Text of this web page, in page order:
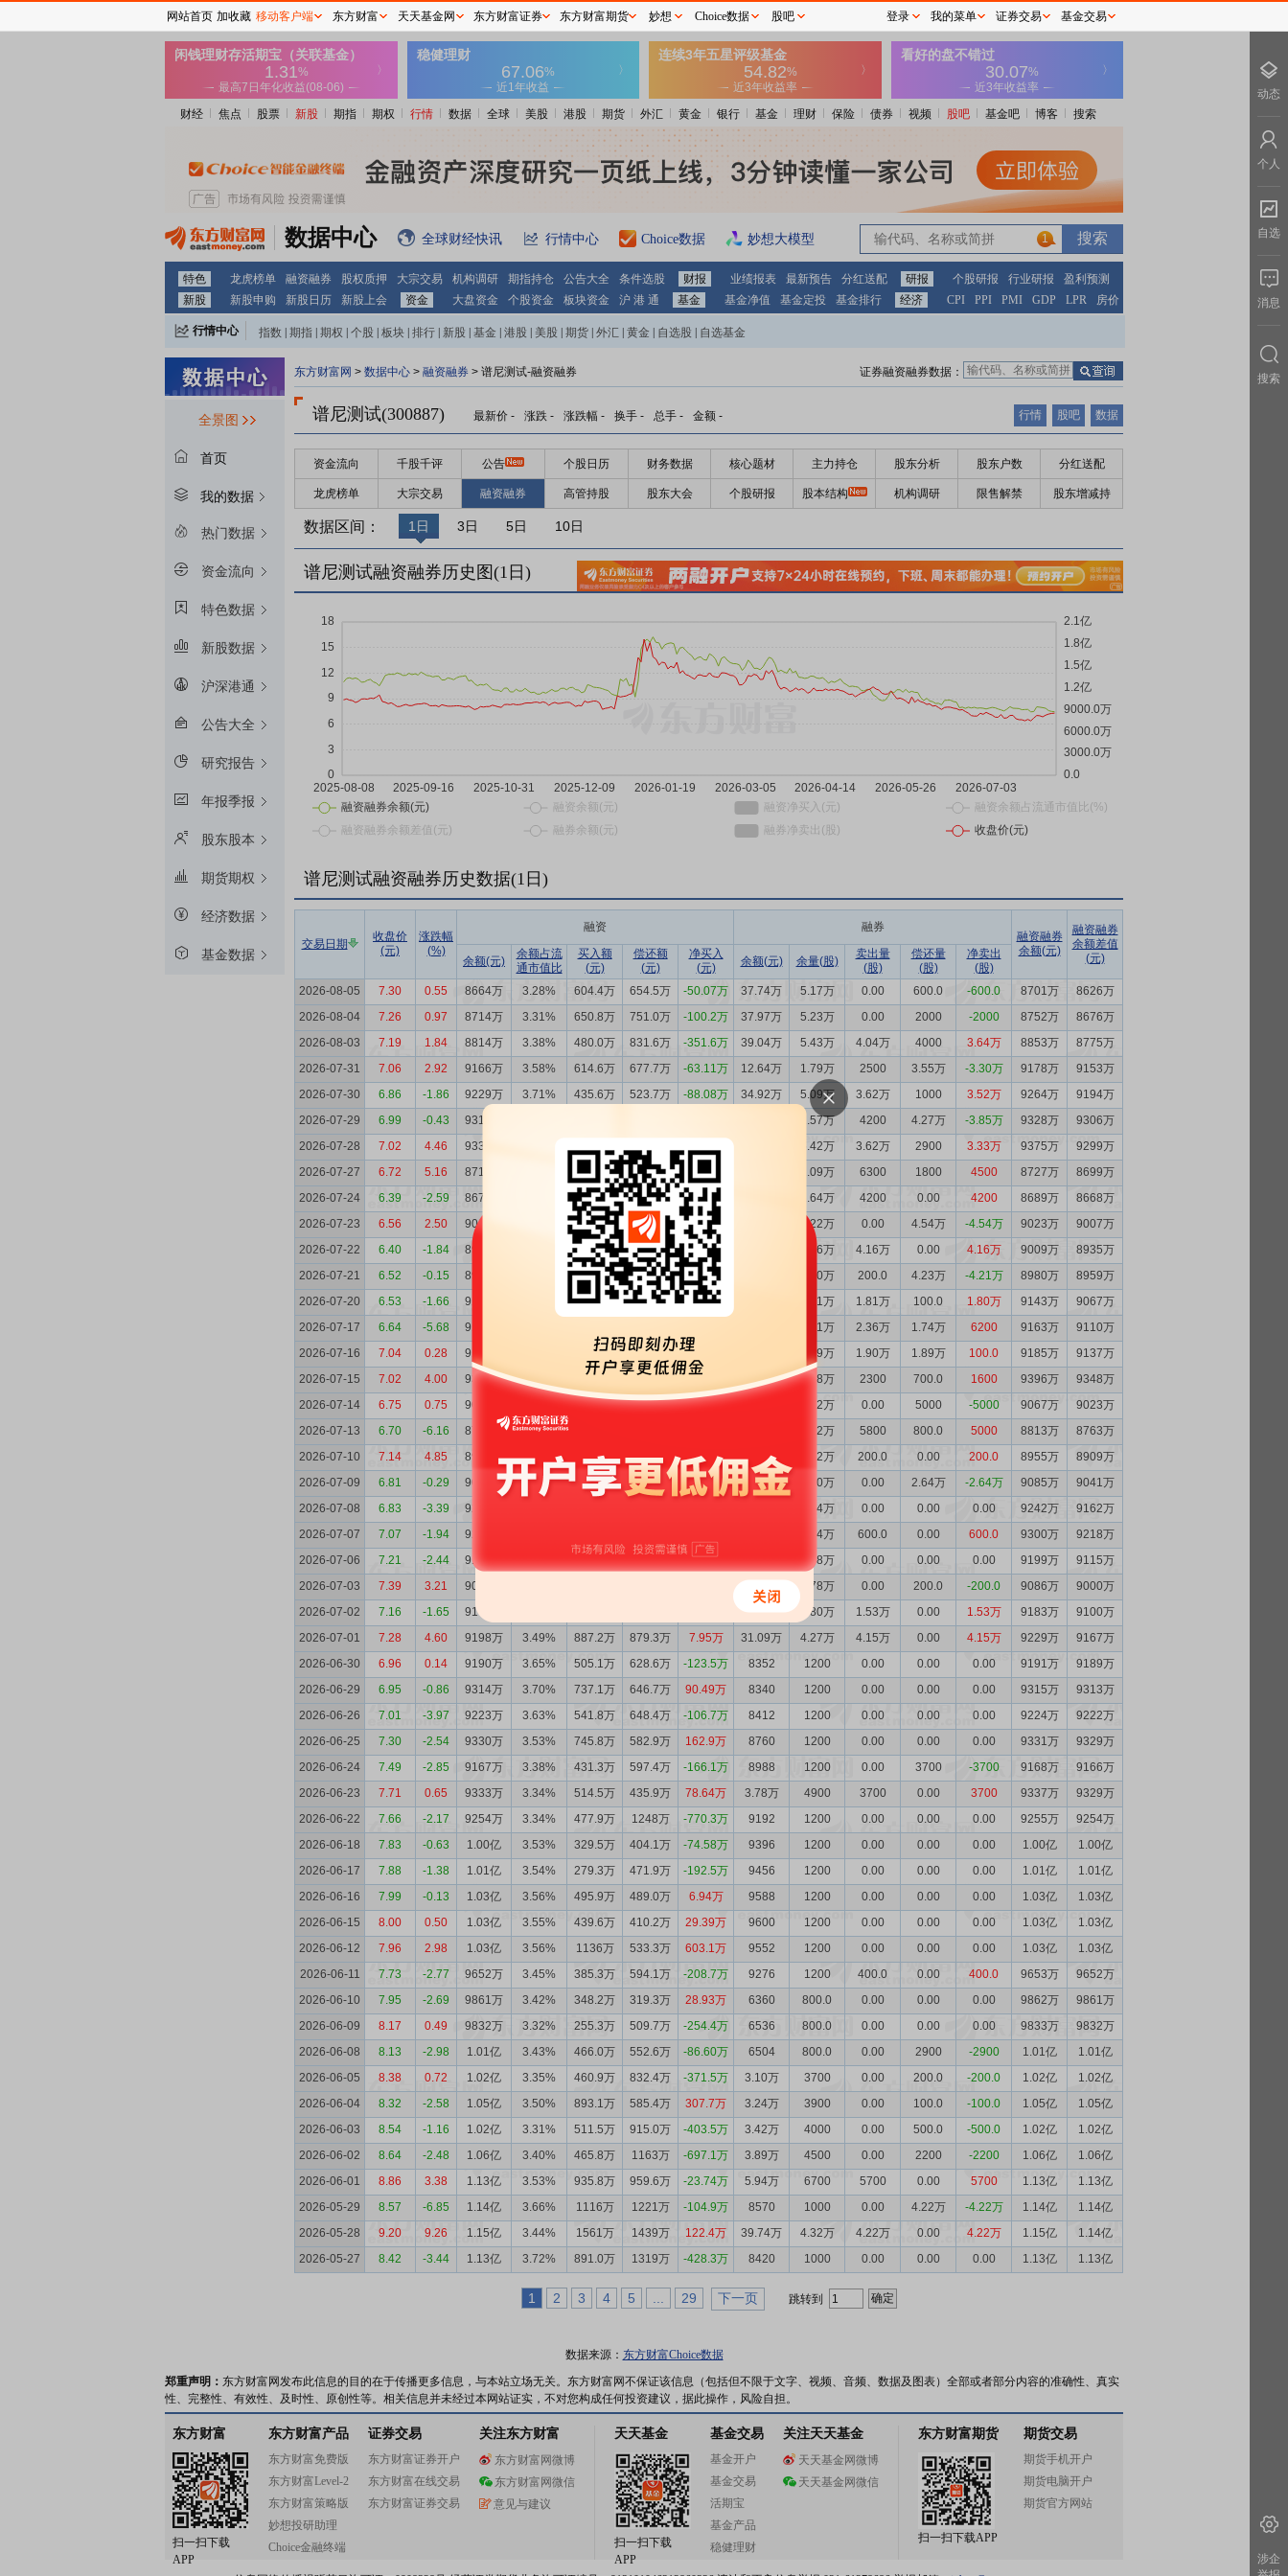
财经 焦点 股票 新股 期指 期权 行情 数据 全球 美股 港股 期货 外汇 黄金 银行 基金 理财 保险 债券 视频 股吧 基金吧 博客 搜索
数据中心 全球财经快讯 行情中心 Choice数据 妙想大模型 1
特色 龙虎榜单 融资融券 股权质押 大宗交易 机构调研 期指持仓 公告大全 条件选股 财报 业绩报表 最新预告 分红送配 研报 个股研报 行业研报
盈利预测
新股
新股申购 新股日历 新股上会 资金 大盘资金 个股资金 板块资金 沪 港 通 基金 基金净值 基金定投 基金排行 经济 CPI PPI PMI GDP LPR 房价
行情中心 指数 期指 期权 个股 板块 排行 新股 基金 港股 美股 期货 外汇 黄金 自选股 自选基金
全景图
首页
我的数据
热门数据
资金流向
特色数据
新股数据
沪深港通
公告大全
研究报告
年报季报
股东股本
期货期权
经济数据
基金数据
东方财富网 > 数据中心 > 融资融券 > 谱尼测试-融资融券 证券融资融券数据：
谱尼测试(300887) 最新价 - 涨跌 - 涨跌幅 - 换手 - 总手 - 金额 - 行情 股吧 数据
资金流向 千股千评 公告 个股日历 财务数据 核心题材 主力持仓 股东分析 股东户数 分红送配
龙虎榜单 大宗交易 融资融券 高管持股 股东大会 个股研报 股本结构 机构调研 限售解禁 股东增减持
数据区间： 1日 3日 5日 10日
谱尼测试融资融券历史图(1 日)
谱尼测试融资融券历史数据(1 日)
交易日期
收盘价
(元)
涨跌幅
(%)
融资 融券
融资融券
余额(元)
融资融券
余额差值
(元)
余额(元)
余额占流
通市值比
买入额
(元)
偿还额
(元)
净买入
(元)
余额(元) 余量(股)
卖出量
(股)
偿还量
(股)
净卖出
(股)
2026-08-05
7.30 0.55 8664万 3.28% 604.4万 654.5万 -50.07万 37.74万 5.17万 0.00 600.0 -600.0 8701万
8626万
2026-08-04
7.26 0.97 8714万 3.31% 650.8万 751.0万 -100.2万 37.97万 5.23万 0.00 2000 -2000 8752万
8676万
2026-08-03
7.19 1.84 8814万 3.38% 480.0万 831.6万 -351.6万 39.04万 5.43万 4.04万 4000 3.64万 8853万
8775万
2026-07-31
7.06 2.92 9166万 3.58% 614.6万 677.7万 -63.11万 12.64万 1.79万 2500 3.55万 -3.30万 9178万
9153万
2026-07-30
6.86 -1.86 9229万 3.71% 435.6万 523.7万 -88.08万 34.92万 5.09万 3.62万 1000 3.52万 9264万
9194万
2026-07-29
6.99 -0.43 9317万 1.57万 4200 4.27万 -3.85万 9328万
9306万
2026-07-28
7.02 4.46 9337万 5.42万 3.62万 2900 3.33万 9375万
9299万
2026-07-27
6.72 5.16 8713万 429.5万 395.7万 33.87万 2.09万 6300 1800 4500 8727万
8699万
2026-07-24
6.39 -2.59 8679万 406.7万 742.6万 -336.0万 1.64万 4200 0.00 4200 8689万
8668万
2026-07-23
6.56 2.50 9015万 425.6万 383.0万 42.60万 1.22万 0.00 4.54万 -4.54万 9023万
9007万
2026-07-22
6.40 -1.84 8972万 496.9万 493.8万 3.16万 5.76万 4.16万 0.00 4.16万 9009万
8935万
2026-07-21
6.52 -0.15 8969万 795.6万 931.6万 -136.0万 1.60万 200.0 4.23万 -4.21万 8980万
8959万
2026-07-20
6.53 -1.66 9105万 536.7万 568.3万 -31.67万 5.81万 1.81万 100.0 1.80万 9143万
9067万
2026-07-17
6.64 -5.68 9137万 4.01万 2.36万 1.74万 6200 9163万
9110万
2026-07-16
7.04 0.28 9161万 635.3万 846.4万 -211.1万 3.39万 1.90万 1.89万 100.0 9185万
9137万
2026-07-15
7.02 4.00 9372万 3.69% 1138万 811.5万 326.8万 23.73万 3.38万 2300 700.0 1600 9396万
9348万
2026-07-14
6.75 0.75 9045万 599.9万 342.9万 257.0万 3.22万 0.00 5000 -5000 9067万
9023万
2026-07-13
6.70 -6.16 8788万 3.62% 3.72万 5800 800.0 5000 8813万
8763万
2026-07-10
7.14 4.85 8932万 3.45% 732.0万 862.9万 -130.8万 22.99万 3.22万 200.0 0.00 200.0 8955万
8909万
2026-07-09
6.81 -0.29 9063万 3.67% 433.2万 571.9万 -138.7万 21.79万 3.20万 0.00 2.64万 -2.64万 9085万
9041万
2026-07-08
6.83 -3.39 9202万 5.84万 0.00 0.00 0.00 9242万
9162万
2026-07-07
7.07 -1.94 9259万 5.84万 600.0 0.00 600.0 9300万
9218万
2026-07-06
7.21 -2.44 9157万 113.7万 5.78万 0.00 0.00 0.00 9199万
9115万
2026-07-03
7.39 3.21 9043万 42.71万 5.78万 0.00 200.0 -200.0 9086万
9000万
2026-07-02
7.16 -1.65 9142万 41.53万 5.80万 1.53万 0.00 1.53万 9183万
9100万
2026-07-01
7.28 4.60 9198万 3.49% 887.2万 879.3万 7.95万 31.09万 4.27万 4.15万 0.00 4.15万 9229万
9167万
2026-06-30
6.96 0.14 9190万 3.65% 505.1万 628.6万 -123.5万 8352 1200 0.00 0.00 0.00 9191万
9189万
2026-06-29
6.95 -0.86 9314万 3.70% 737.1万 646.7万 90.49万 8340 1200 0.00 0.00 0.00 9315万
9313万
2026-06-26
7.01 -3.97 9223万 3.63% 541.8万 648.4万 -106.7万 8412 1200 0.00 0.00 0.00 9224万
9222万
2026-06-25
7.30 -2.54 9330万 3.53% 745.8万 582.9万 162.9万 8760 1200 0.00 0.00 0.00 9331万
9329万
2026-06-24
7.49 -2.85 9167万 3.38% 431.3万 597.4万 -166.1万 8988 1200 0.00 3700 -3700 9168万
9166万
2026-06-23
7.71 0.65 9333万 3.34% 514.5万 435.9万 78.64万 3.78万 4900 3700 0.00 3700 9337万
9329万
2026-06-22
7.66 -2.17 9254万 3.34% 477.9万 1248万 -770.3万 9192 1200 0.00 0.00 0.00 9255万
9254万
2026-06-18
7.83 -0.63 1.00亿 3.53% 329.5万 404.1万 -74.58万 9396 1200 0.00 0.00 0.00 1.00亿
1.00亿
2026-06-17
7.88 -1.38 1.01亿 3.54% 279.3万 471.9万 -192.5万 9456 1200 0.00 0.00 0.00 1.01亿
1.01亿
2026-06-16
7.99 -0.13 1.03亿 3.56% 495.9万 489.0万 6.94万 9588 1200 0.00 0.00 0.00 1.03亿
1.03亿
2026-06-15
8.00 0.50 1.03亿 3.55% 439.6万 410.2万 29.39万 9600 1200 0.00 0.00 0.00 1.03亿
1.03亿
2026-06-12
7.96 2.98 1.03亿 3.56% 1136万 533.3万 603.1万 9552 1200 0.00 0.00 0.00 1.03亿
1.03亿
2026-06-11
7.73 -2.77 9652万 3.45% 385.3万 594.1万 -208.7万 9276 1200 400.0 0.00 400.0 9653万
9652万
2026-06-10
7.95 -2.69 9861万 3.42% 348.2万 319.3万 28.93万 6360 800.0 0.00 0.00 0.00 9862万
9861万
2026-06-09
8.17 0.49 9832万 3.32% 255.3万 509.7万 -254.4万 6536 800.0 0.00 0.00 0.00 9833万
9832万
2026-06-08
8.13 -2.98 1.01亿 3.43% 466.0万 552.6万 -86.60万 6504 800.0 0.00 2900 -2900 1.01亿
1.01亿
2026-06-05
8.38 0.72 1.02亿 3.35% 460.9万 832.4万 -371.5万 3.10万 3700 0.00 200.0 -200.0 1.02亿
1.02亿
2026-06-04
8.32 -2.58 1.05亿 3.50% 893.1万 585.4万 307.7万 3.24万 3900 0.00 100.0 -100.0 1.05亿
1.05亿
2026-06-03
8.54 -1.16 1.02亿 3.31% 511.5万 915.0万 -403.5万 3.42万 4000 0.00 500.0 -500.0 1.02亿
1.02亿
2026-06-02
8.64 -2.48 1.06亿 3.40% 465.8万 1163万 -697.1万 3.89万 4500 0.00 2200 -2200 1.06亿
1.06亿
2026-06-01
8.86 3.38 1.13亿 3.53% 935.8万 959.6万 -23.74万 5.94万 6700 5700 0.00 5700 1.13亿
1.13亿
2026-05-29
8.57 -6.85 1.14亿 3.66% 1116万 1221万 -104.9万 8570 1000 0.00 4.22万 -4.22万 1.14亿
1.14亿
2026-05-28
9.20 9.26 1.15亿 3.44% 1561万 1439万 122.4万 39.74万 4.32万 4.22万 0.00 4.22万 1.15亿
1.14亿
2026-05-27
8.42 -3.44 1.13亿 3.72% 891.0万 1319万 -428.3万 8420 1000 0.00 0.00 0.00 1.13亿 1.13亿
1 2 3 4 5 29 下一页 跳转到
数据来源： 东方财富Choice数据
郑重声明： 东方财富网发布此信息的目的在于传播更多信息，与本站立场无关。东方财富网不保证该信息（包括但不限于文字、视频、音频、数据及图表）全部或者部分内容的准确性、真实
性、完整性、有效性、及时性、原创性等。相关信息并未经过本网站证实，不对您构成任何投资建议，据此操作，风险自担。
东方财富
扫一扫下载
APP
东方财富产品
东方财富免费版
东方财富Level-2
东方财富策略版
妙想投研助理
Choice金融终端
证券交易
东方财富证券开户
东方财富在线交易
东方财富证券交易
关注东方财富
东方财富网微博
东方财富网微信
意见与建议
天天基金
扫一扫下载
APP
基金交易
基金开户
基金交易
活期宝
基金产品
稳健理财
关注天天基金
天天基金网微博
天天基金网微信
东方财富期货
扫一扫下载APP
期货交易
期货手机开户
期货电脑开户
期货官方网站
网站首页 加收藏 移动客户端 东方财富 天天基金网 东方财富证券 东方财富期货 妙想 Choice数据 股吧 登录 我的菜单 证券交易 基金交易
动态
个人
自选
消息
搜索
涉企